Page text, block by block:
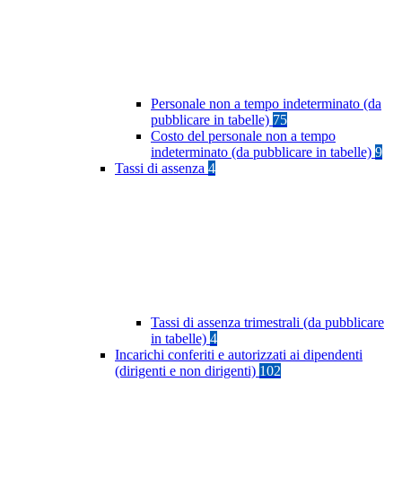
Personale non a tempo indeterminato (da
pubblicare in tabelle) 75
Costo del personale non a tempo
indeterminato (da pubblicare in tabelle) 9
Tassi di assenza 4
Tassi di assenza trimestrali (da pubblicare
in tabelle) 4
Incarichi conferiti e autorizzati ai dipendenti
(dirigenti e non dirigenti) 102